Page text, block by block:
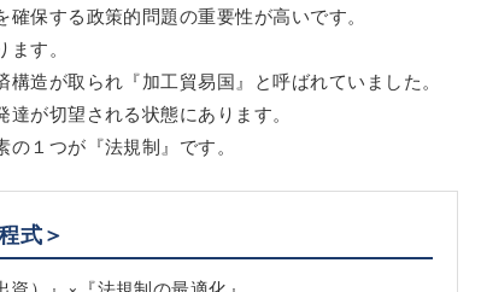
保する政策的問題の重要性が高いです。
す。
造が取られ『加工貿易国』と呼ばれていました。
が切望される状態にあります。
１つが『法規制』です。
式＞